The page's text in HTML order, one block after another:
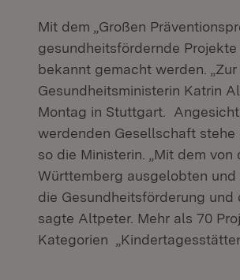
Mit dem „Großen
gesundheitsfördernde
bekannt gemacht werden.
Gesundheitsministerin Katrin
Montag in Stuttgart.
werdenden Gesellschaft stehe
so die Ministerin. „Mit dem
Württemberg ausgelobten
die Gesundheitsförderung und
sagte Altpeter. Mehr als 70
Kategorien